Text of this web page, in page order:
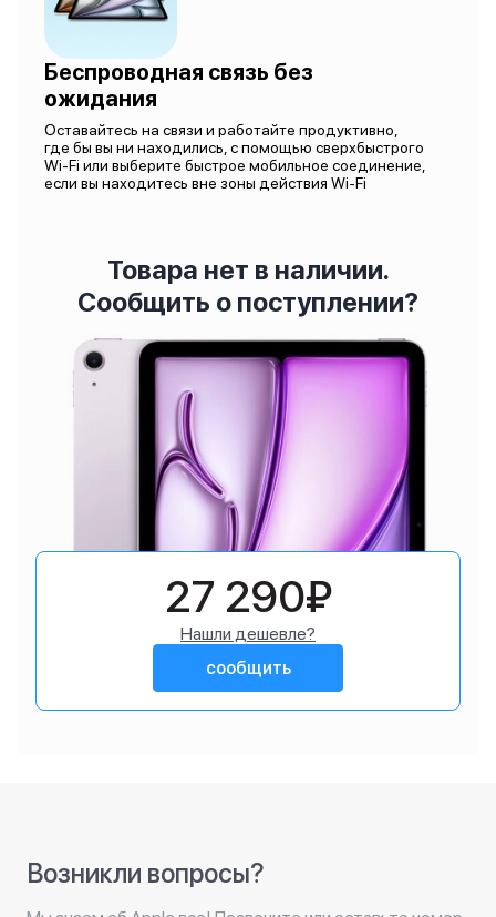
Беспроводная связь без
ожидания
Оставайтесь на связи и работайте продуктивно,
где бы вы ни находились, с помощью сверхбыстрого
Wi-Fi или выберите быстрое мобильное соединение,
если вы находитесь вне зоны действия Wi-Fi
Товара нет в наличии.
Сообщить о поступлении?
27 290₽
Нашли дешевле?
сообщить
Возникли вопросы?